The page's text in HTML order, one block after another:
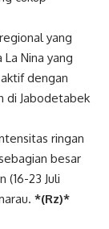
yang
Nina yang
dengan
di Jabodetabek
ringan
besar
(16-23 Juli
*(Rz)*